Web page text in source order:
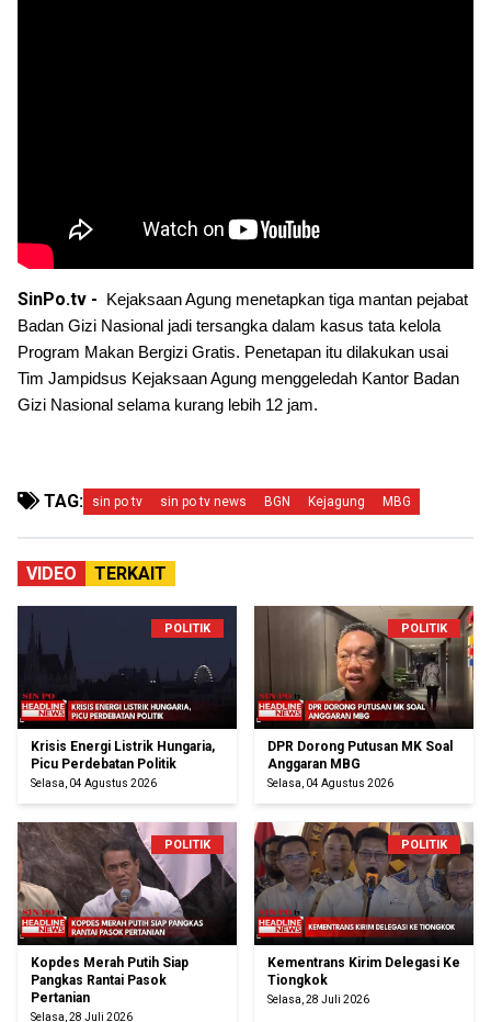
SinPo.tv -
Kejaksaan Agung menetapkan tiga mantan pejabat
Badan Gizi Nasional jadi tersangka dalam kasus tata kelola
Program Makan Bergizi Gratis. Penetapan itu dilakukan usai
Tim Jampidsus Kejaksaan Agung menggeledah Kantor Badan
Gizi Nasional selama kurang lebih 12 jam.
TAG: sin po tv sin po tv news BGN Kejagung MBG
VIDEO TERKAIT
POLITIK
Krisis Energi Listrik Hungaria,
Picu Perdebatan Politik
Selasa, 04 Agustus 2026
POLITIK
DPR Dorong Putusan MK Soal
Anggaran MBG
Selasa, 04 Agustus 2026
POLITIK
Kopdes Merah Putih Siap
Pangkas Rantai Pasok
Pertanian
Selasa, 28 Juli 2026
POLITIK
Kementrans Kirim Delegasi Ke
Tiongkok
Selasa, 28 Juli 2026